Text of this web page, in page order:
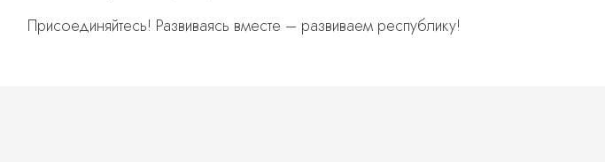
Присоединяйтесь! Развиваясь вместе – развиваем республику!